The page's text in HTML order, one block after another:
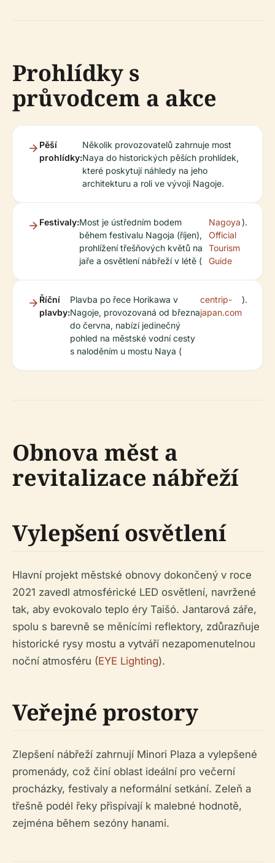
Prohlídky s
průvodcem a akce
Pěší
prohlídky:
Několik provozovatelů zahrnuje most
Naya do historických pěších prohlídek,
které poskytují náhledy na jeho
architekturu a roli ve vývoji Nagoje.
Festivaly:Most je ústředním bodem
během festivalu Nagoja (říjen),
prohlížení třešňových květů na
jaře a osvětlení nábřeží v létě (
Nagoya
Official
Tourism
Guide
).
Říční
plavby:
Plavba po řece Horikawa v
Nagoje, provozovaná od března
do června, nabízí jedinečný
pohled na městské vodní cesty
s naloděním u mostu Naya (
centrip-
japan.com
).
Obnova měst a
revitalizace nábřeží
Vylepšení osvětlení
Hlavní projekt městské obnovy dokončený v roce
2021 zavedl atmosférické LED osvětlení, navržené
tak, aby evokovalo teplo éry Taišó. Jantarová záře,
spolu s barevně se měnícími reflektory, zdůrazňuje
historické rysy mostu a vytváří nezapomenutelnou
noční atmosféru (EYE Lighting).
Veřejné prostory
Zlepšení nábřeží zahrnují Minori Plaza a vylepšené
promenády, což činí oblast ideální pro večerní
procházky, festivaly a neformální setkání. Zeleň a
třešně podél řeky přispívají k malebné hodnotě,
zejména během sezóny hanami.